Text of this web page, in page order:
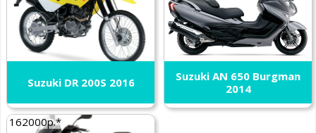
Suzuki DR 200S 2016
Suzuki AN 650 Burgman
2014
162000р.*